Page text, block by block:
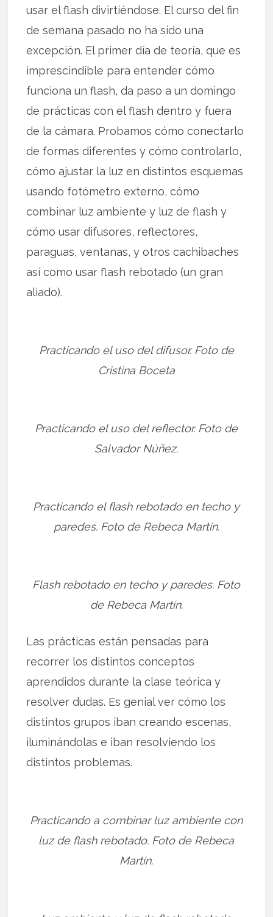
usar el flash divirtiéndose. El curso del fin
de semana pasado no ha sido una
excepción. El primer día de teoría, que es
imprescindible para entender cómo
funciona un flash, da paso a un domingo
de prácticas con el flash dentro y fuera
de la cámara. Probamos cómo conectarlo
de formas diferentes y cómo controlarlo,
cómo ajustar la luz en distintos esquemas
usando fotómetro externo, cómo
combinar luz ambiente y luz de flash y
cómo usar difusores, reflectores,
paraguas, ventanas, y otros cachibaches
así como usar flash rebotado (un gran
aliado).
Practicando el uso del difusor. Foto de
Cristina Boceta
Practicando el uso del reflector. Foto de
Salvador Núñez.
Practicando el flash rebotado en techo y
paredes. Foto de Rebeca Martín.
Flash rebotado en techo y paredes. Foto
de Rebeca Martín.
Las prácticas están pensadas para
recorrer los distintos conceptos
aprendidos durante la clase teórica y
resolver dudas. Es genial ver cómo los
distintos grupos iban creando escenas,
iluminándolas e iban resolviendo los
distintos problemas.
Practicando a combinar luz ambiente con
luz de flash rebotado. Foto de Rebeca
Martín.